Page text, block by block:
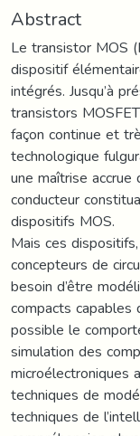
Abstract
Le transistor MOS
dispositif
intégrés. Jusqu’à
transistors
façon continue et
technologique
une maîtrise
conducteur
dispositifs MOS.
Mais ces
concepteurs de
besoin d’être
compacts
possible le
simulation des
microélectroniques
techniques de
techniques de